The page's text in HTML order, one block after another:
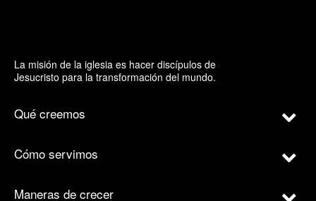
La misión de la iglesia es hacer discípulos de
Jesucristo para la transformación del mundo.
Qué creemos
Cómo servimos
Maneras de crecer